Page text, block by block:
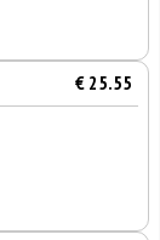
€ 25.55